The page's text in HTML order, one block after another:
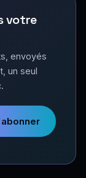
votre
envoyés
un seul